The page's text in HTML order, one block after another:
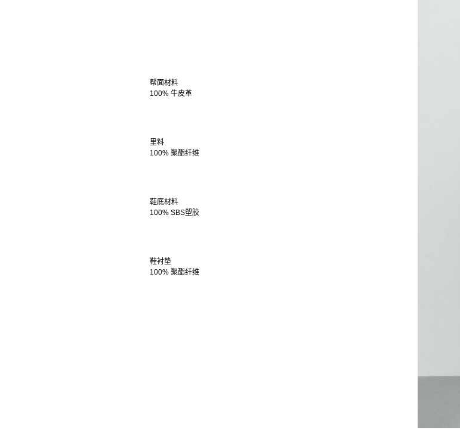
帮面材料
100% 牛皮革
里料
100% 聚酯纤维
鞋底材料
100% SBS塑胶
鞋衬垫
100% 聚酯纤维